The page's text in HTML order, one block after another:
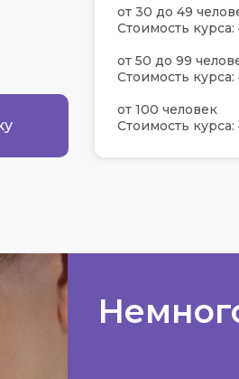
от 30 до 49
Стоимость курса:
от 50 до 99
Стоимость
от 100 человек
Стоимость курса: